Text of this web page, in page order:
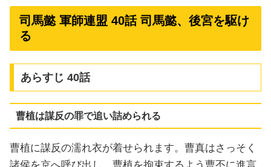
司馬懿 軍師連盟 40話 司馬懿、後宮を駆け
る
あらすじ 40話
曹植は謀反の罪で追い詰められる
曹植に謀反の濡れ衣が着せられます。曹真はさっそく